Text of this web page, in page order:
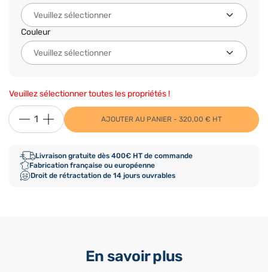
Couleur
Veuillez sélectionner toutes les propriétés !
AJOUTER AU PANIER - 320,00 € HT
Livraison gratuite dès 400€ HT de commande
Fabrication française ou européenne
Droit de rétractation de 14 jours ouvrables
En savoir plus